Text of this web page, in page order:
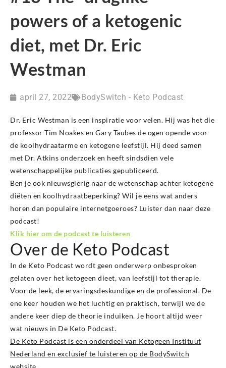
powers of a ketogenic
diet, met Dr. Eric
Westman
april 27, 2022 BodySwitch - Keto Podcast
Dr. Eric Westman is een inspiratie voor velen. Hij was het die
professor Tim Noakes en Gary Taubes de ogen opende voor
de koolhydraatarme en ketogene leefstijl. Hij deed samen
met Dr. Atkins onderzoek en heeft sindsdien vele
wetenschappelijke publicaties gepubliceerd.
Ben je ook nieuwsgierig naar de wetenschap achter ketogene
diëten en koolhydraatbeperking? Wil je eens wat anders
horen dan populaire internetgoeroes? Luister dan naar deze
podcast!
Klik hier om de podcast te luisteren
Over de Keto Podcast
In de Keto Podcast wordt geen onderwerp onbesproken
gelaten over het ketogeen dieet, van leefstijl tot therapie.
Voor de leek, de ervaringsdeskundige en de professional. De
ene keer houden we het luchtig en praktisch, terwijl we de
andere keer diep de theorie induiken. Je hoort altijd weer
wat nieuws in De Keto Podcast.
De Keto Podcast is een onderdeel van Ketogeen Instituut
Nederland en exclusief te luisteren op de BodySwitch
website.